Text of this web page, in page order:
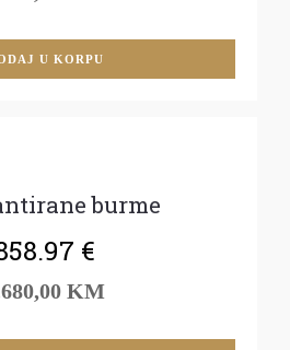
U KORPU
burme
€
KM